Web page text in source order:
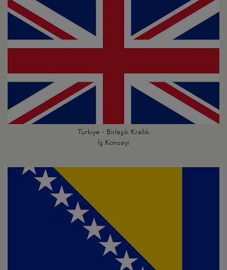
Türkiye - Birleşik Krallık
İş Konseyi